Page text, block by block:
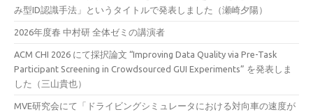
み型ID認識手法」というタイトルで発表しました（瀬崎夕陽）
2026年度春 中村研 全体ゼミの講演者
ACM CHI 2026 にて採択論文 “Improving Data Quality via Pre-Task
Participant Screening in Crowdsourced GUI Experiments” を発表しま
した（三山貴也）
MVE研究会にて「ドライビングシミュレータにおける対向車の速度が